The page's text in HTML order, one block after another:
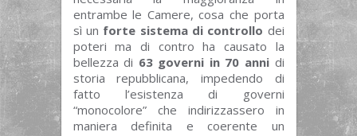
entrambe le Camere, cosa che porta
sì un forte sistema di controllo dei
poteri ma di contro ha causato la
bellezza di 63 governi in 70 annidi
storia repubblicana, impedendo di
fatto l’esistenza di governi
“monocolore” che indirizzassero in
maniera definita e coerente un